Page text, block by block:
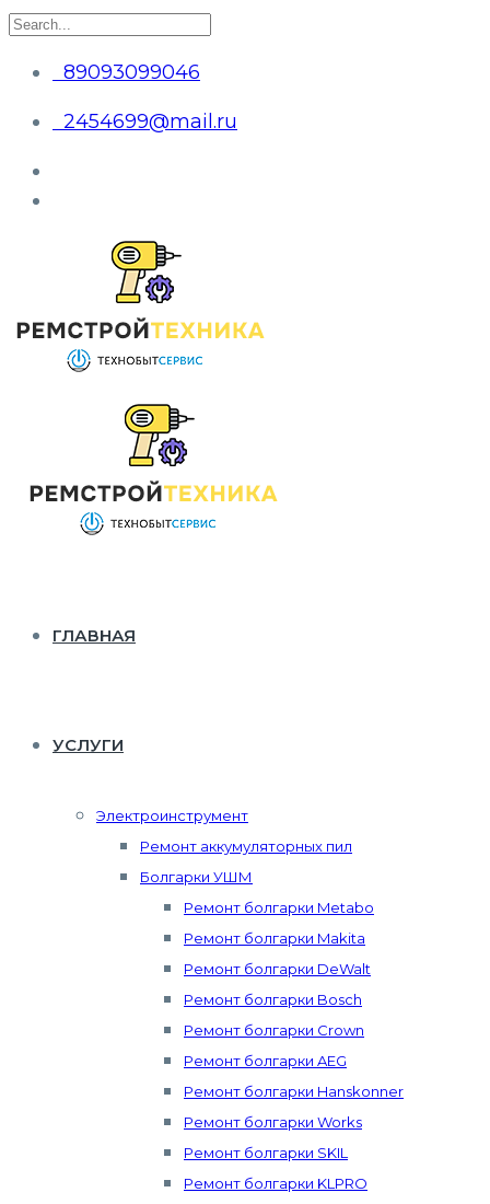
89093099046
2454699@mail.ru
ГЛАВНАЯ
УСЛУГИ
Электроинструмент
Ремонт аккумуляторных пил
Болгарки УШМ
Ремонт болгарки Metabo
Ремонт болгарки Makita
Ремонт болгарки DeWalt
Ремонт болгарки Bosch
Ремонт болгарки Crown
Ремонт болгарки AEG
Ремонт болгарки Hanskonner
Ремонт болгарки Works
Ремонт болгарки SKIL
Ремонт болгарки KLPRO